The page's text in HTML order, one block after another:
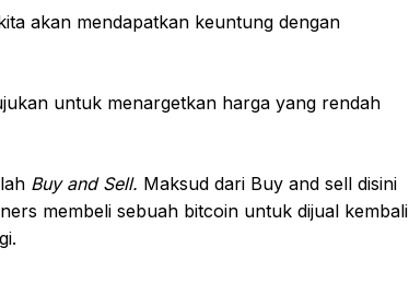
akan mendapatkan keuntung dengan
untuk menargetkan harga yang rendah
Buy and Sell. Maksud dari Buy and sell disini
membeli sebuah bitcoin untuk dijual kembali